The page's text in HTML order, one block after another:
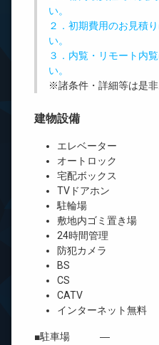
い。
２．初期費用のお見積
い。
３．内覧・リモート内
い。
※諸条件・詳細等は是非
建物設備
エレベーター
オートロック
宅配ボックス
TVドアホン
駐輪場
敷地内ゴミ置き場
24時間管理
防犯カメラ
BS
CS
CATV
インターネット無料
■駐車場 ―